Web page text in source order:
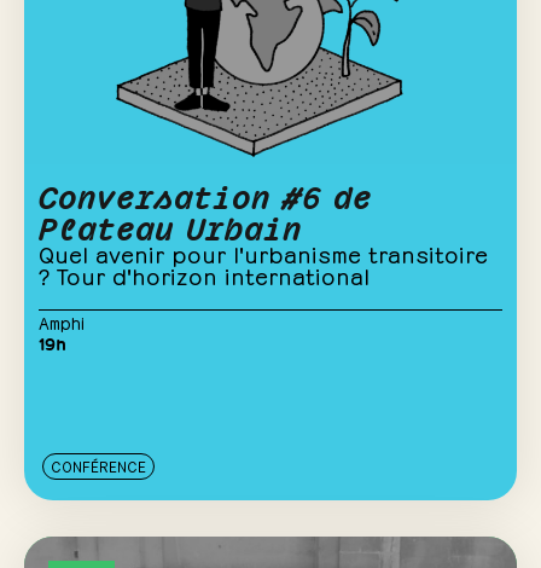
Conversation #6 de
Plateau Urbain
Quel avenir pour l'urbanisme transitoire
? Tour d'horizon international
Amphi
19h
CONFÉRENCE